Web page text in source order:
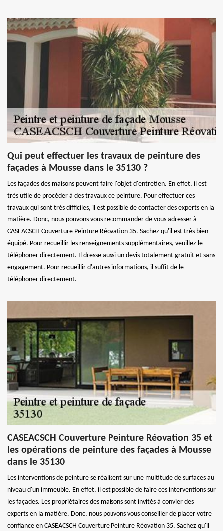
Qui peut effectuer les travaux de peinture des
façades à Mousse dans le 35130 ?
Les façades des maisons peuvent faire l'objet d'entretien. En effet, il est
très utile de procéder à des travaux de peinture. Pour effectuer ces
travaux qui sont très difficiles, il est possible de contacter des experts en la
matière. Donc, nous pouvons vous recommander de vous adresser à
CASEACSCH Couverture Peinture Réovation 35. Sachez qu'il est très bien
équipé. Pour recueillir les renseignements supplémentaires, veuillez le
téléphoner directement. Il dresse aussi un devis totalement gratuit et sans
engagement. Pour recueillir d'autres informations, il suffit de le
téléphoner directement.
CASEACSCH Couverture Peinture Réovation 35 et
les opérations de peinture des façades à Mousse
dans le 35130
Les interventions de peinture se réalisent sur une multitude de surfaces au
niveau d'un immeuble. En effet, il est possible de faire ces interventions sur
les façades. Les propriétaires des maisons sont invités à convier des
experts en la matière. Donc, nous pouvons vous conseiller de placer votre
confiance en CASEACSCH Couverture Peinture Réovation 35. Sachez qu'il